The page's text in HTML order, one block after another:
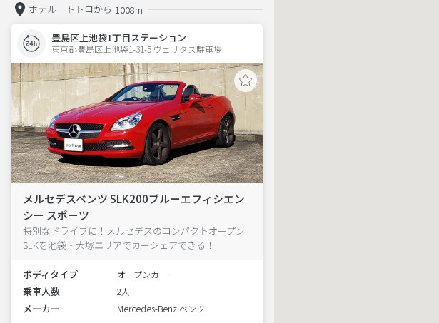
ホテル トトロから 1008m
豊島区上池袋1丁目ステーション
東京都豊島区上池袋1-31-5 ヴェリタス駐車場
メルセデスベンツ SLK200ブルーエフィシエン
シー スポーツ
特別なドライブに！メルセデスのコンパクトオープン
SLKを池袋・大塚エリアでカーシェアできる！
ボディタイプ オープンカー
乗車人数 2人
メーカー Mercedes-Benz ベンツ